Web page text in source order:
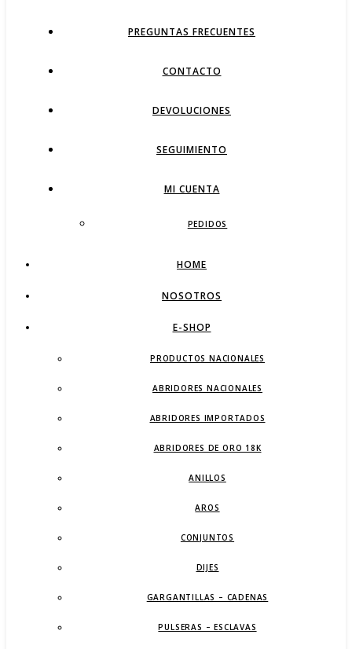
PREGUNTAS FRECUENTES
CONTACTO
DEVOLUCIONES
SEGUIMIENTO
MI CUENTA
PEDIDOS
HOME
NOSOTROS
E-SHOP
PRODUCTOS NACIONALES
ABRIDORES NACIONALES
ABRIDORES IMPORTADOS
ABRIDORES DE ORO 18K
ANILLOS
AROS
CONJUNTOS
DIJES
GARGANTILLAS – CADENAS
PULSERAS – ESCLAVAS